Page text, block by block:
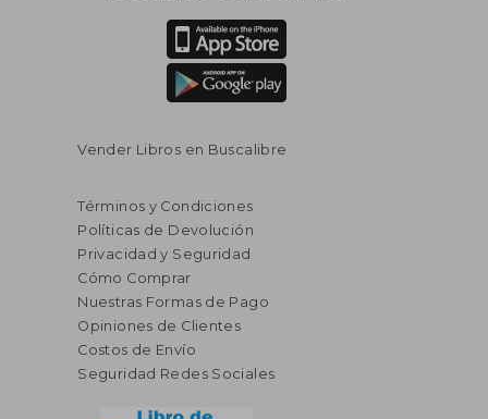
Vender Libros en Buscalibre
Términos y Condiciones
Políticas de Devolución
Privacidad y Seguridad
Cómo Comprar
Nuestras Formas de Pago
Opiniones de Clientes
Costos de Envío
Seguridad Redes Sociales